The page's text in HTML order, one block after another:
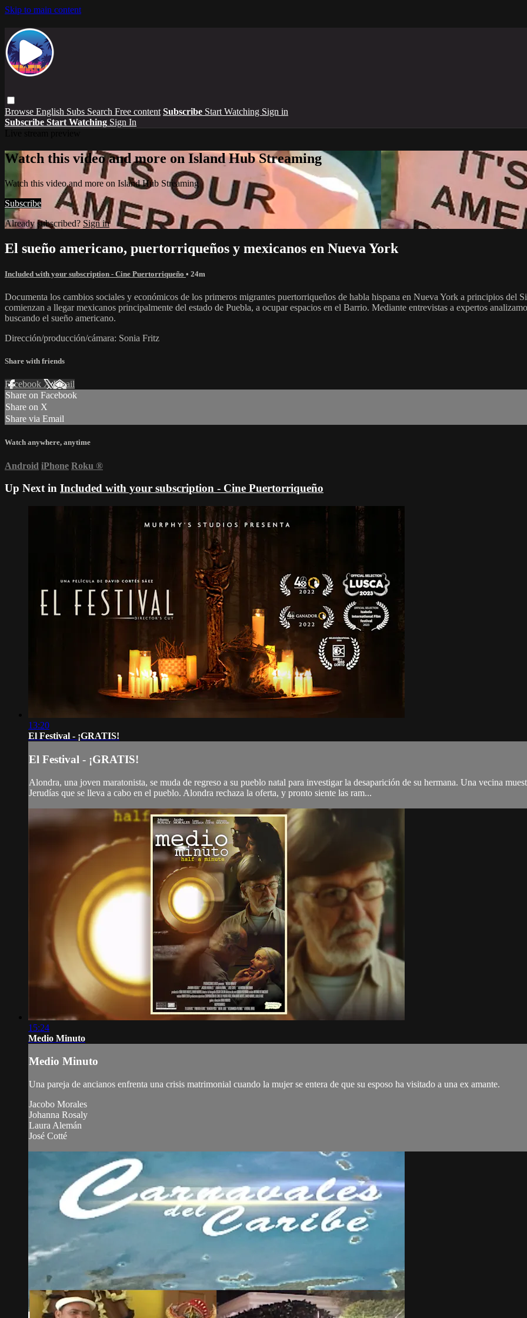
Skip to main content
Browse English Subs Search Free content Subscribe Start Watching Sign in
Subscribe Start Watching Sign In
Watch this video and more on Island Hub Streaming
Watch this video and more on Island Hub Streaming
Subscribe
Already subscribed? Sign in
El sueño americano, puertorriqueños y mexicanos en Nueva York
Included with your subscription - Cine Puertorriqueño • 24m
Documenta los cambios sociales y económicos de los primeros migrantes puertorriqueños de habla hispana en Nueva York a principios del
comienzan a llegar mexicanos principalmente del estado de Puebla, a ocupar espacios en el Barrio. Mediante entrevistas a expertos
buscando el sueño americano.
Dirección/producción/cámara: Sonia Fritz
Share with friends
Facebook XEmail
Share on Facebook
Share on X
Share via Email
Watch anywhere, anytime
Android iPhone Roku ®
Up Next in Included with your subscription - Cine Puertorriqueño
13:20
El Festival - ¡GRATIS!
El Festival - ¡GRATIS!
Alondra, una joven maratonista, se muda de regreso a su pueblo natal para investigar la desaparición de su hermana. Una vecina
Jerudías que se lleva a cabo en el pueblo. Alondra rechaza la oferta, y pronto siente las ram...
15:24
Medio Minuto
Medio Minuto
Una pareja de ancianos enfrenta una crisis matrimonial cuando la mujer se entera de que su esposo ha visitado a una ex amante.
Jacobo Morales
Johanna Rosaly
Laura Alemán
José Cotté